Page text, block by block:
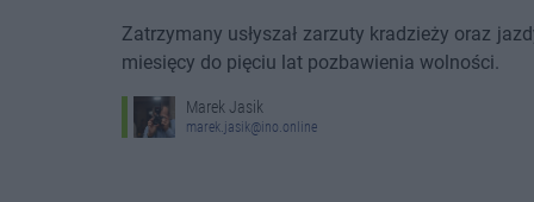
Zatrzymany usłyszał zarzuty kradzieży oraz
miesięcy do pięciu lat pozbawienia wolności.
Marek Jasik
marek.jasik@ino.online